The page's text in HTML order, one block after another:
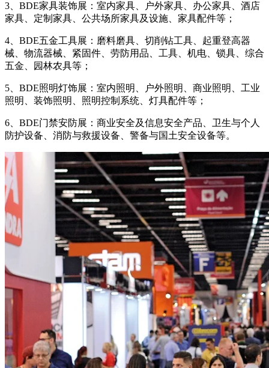
3、BDE家具装饰展：室内家具、户外家具、办公家具、酒店
家具、定制家具、公共场所家具及设施、家具配件等；
4、BDE五金工具展：磨料磨具、切削钻工具、起重登高器
械、物流器械、紧固件、劳防用品、工具、机电、锁具、综合
五金、园林农具等；
5、BDE照明灯饰展：室内照明、户外照明、商业照明、工业
照明、装饰照明、照明控制系统、灯具配件等；
6、BDE门禁安防展：商业安全及信息安全产品、卫生与个人
防护设备、消防与救援设备、警备与国土安全设备等。